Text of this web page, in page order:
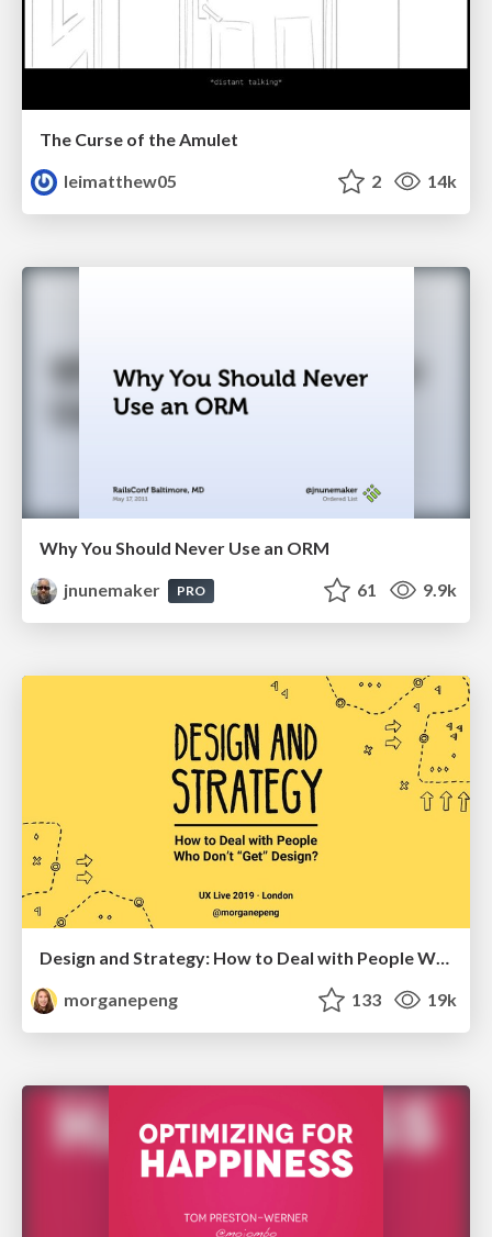
The Curse of the Amulet
leimatthew05
2 14k
Why You Should Never Use an ORM
jnunemaker
PRO 61 9.9k
morganepeng
133 19k